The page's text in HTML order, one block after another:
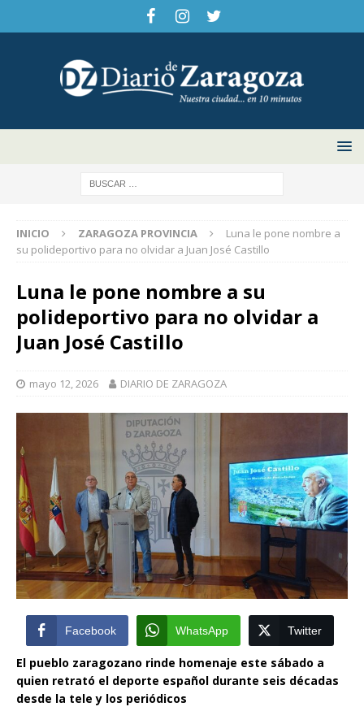
INICIO ZARAGOZA PROVINCIA
Luna le pone nombre a
su polideportivo para no olvidar a Juan José Castillo
Luna le pone nombre a su
polideportivo para no olvidar a
Juan José Castillo
mayo 12, 2026 DIARIO DE ZARAGOZA
Facebook WhatsApp Twitter
El pueblo zaragozano rinde homenaje este sábado a
quien retrató el deporte español durante seis décadas
desde la tele y los periódicos